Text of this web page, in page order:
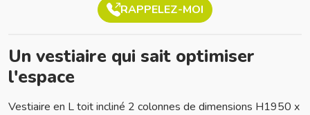
RAPPELEZ-MOI
Un vestiaire qui sait optimiser
l'espace
Vestiaire en L toit incliné 2 colonnes de dimensions H1950 x